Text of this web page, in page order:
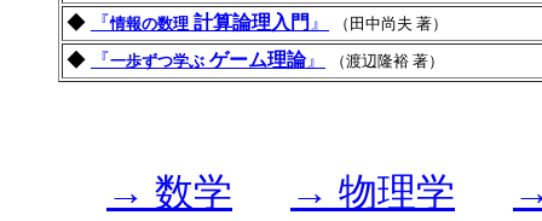
◆ 『情報の数理 計算論理入門 』 （田中尚夫 著）
◆ 『一歩ずつ学ぶ ゲーム理論』 （渡辺隆裕 著）
→ 数学 → 物理学